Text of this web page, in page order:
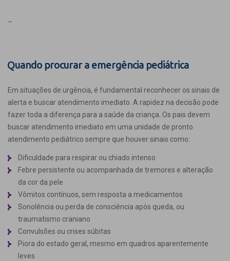
–
Quando procurar a emergência pediátrica
Em situações de urgência, é fundamental reconhecer os sinais de
alerta e buscar atendimento imediato. A rapidez na decisão pode
fazer toda a diferença para a saúde da criança. Os pais devem
buscar atendimento imediato em uma unidade de pronto
atendimento pediátrico sempre que houver sinais como:
Dificuldade para respirar ou chiado intenso
Febre persistente ou acompanhada de tremores e alteração
da cor da pele
Vômitos contínuos, sem resposta a medicamentos
Sonolência ou perda de consciência após queda, ou
traumatismo craniano
Convulsões ou crises súbitas
Piora do estado geral, mesmo em quadros aparentemente
leves